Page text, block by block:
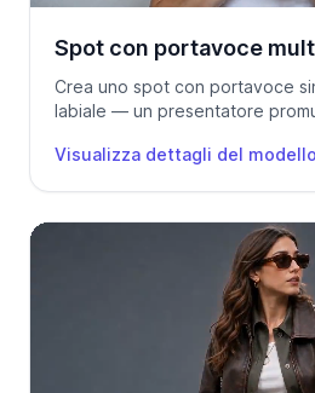
Spot con portavoce
Crea uno spot con portavoce
labiale — un presentatore
Visualizza dettagli del modello